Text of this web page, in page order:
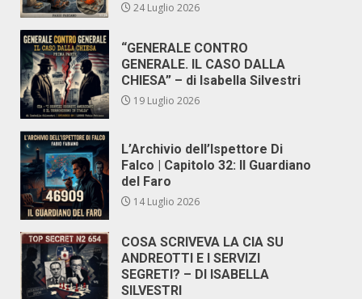
24 Luglio 2026
“GENERALE CONTRO
GENERALE. IL CASO DALLA
CHIESA” – di Isabella Silvestri
19 Luglio 2026
L’Archivio dell’Ispettore Di
Falco | Capitolo 32: Il Guardiano
del Faro
14 Luglio 2026
COSA SCRIVEVA LA CIA SU
ANDREOTTI E I SERVIZI
SEGRETI? – DI ISABELLA
SILVESTRI